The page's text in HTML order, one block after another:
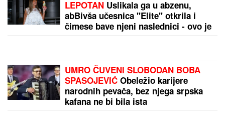
LEPOTAN Uslikala ga u abzenu,
abBivša učesnica "Elite" otkrila i
čimese bave njeni naslednici - ovo je
UMRO ČUVENI SLOBODAN BOBA
SPASOJEVIĆ Obeležio karijere
narodnih pevača, bez njega srpska
kafana ne bi bila ista